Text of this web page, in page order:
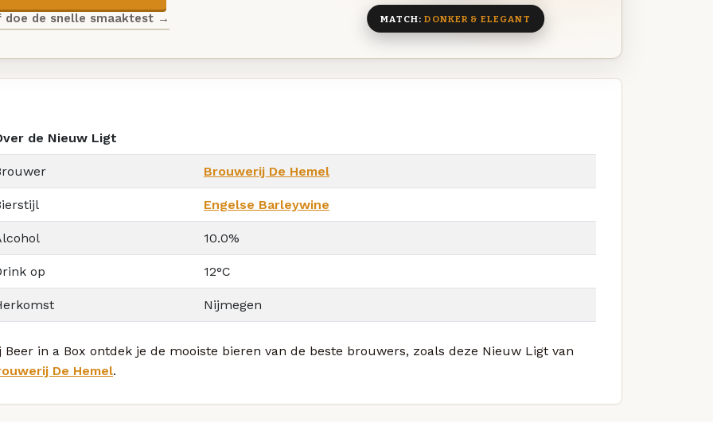
doe de snelle smaaktest → MATCH:DONKER & ELEGANT
de Nieuw Ligt
Brouwerij De Hemel
Engelse Barleywine
10.0%
op 12°C
Nijmegen
Beer in a Box ontdek je de mooiste bieren van de beste brouwers, zoals deze Nieuw Ligt van
De Hemel.